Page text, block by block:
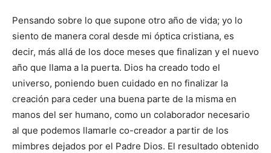
Pensando sobre lo que supone otro año de vida; yo lo
siento de manera coral desde mi óptica cristiana, es
decir, más allá de los doce meses que finalizan y el nuevo
año que llama a la puerta. Dios ha creado todo el
universo, poniendo buen cuidado en no finalizar la
creación para ceder una buena parte de la misma en
manos del ser humano, como un colaborador necesario
al que podemos llamarle co-creador a partir de los
mimbres dejados por el Padre Dios. El resultado obtenido